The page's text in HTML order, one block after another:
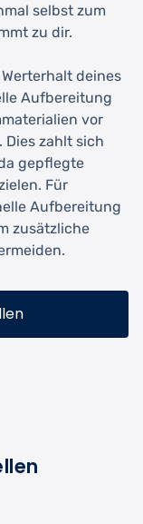
selbst zum
zu dir.
deines
Aufbereitung
vor
zahlt sich
gepflegte
Für
Aufbereitung
zusätzliche